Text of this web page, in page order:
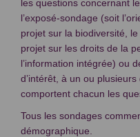
les questions concernant
l’exposé-sondage (soit
projet sur la biodiversité,
projet sur les droits de la
l’information intégrée) ou
d’intérêt, à un ou
comportent chacun les
Tous les sondages
démographique.